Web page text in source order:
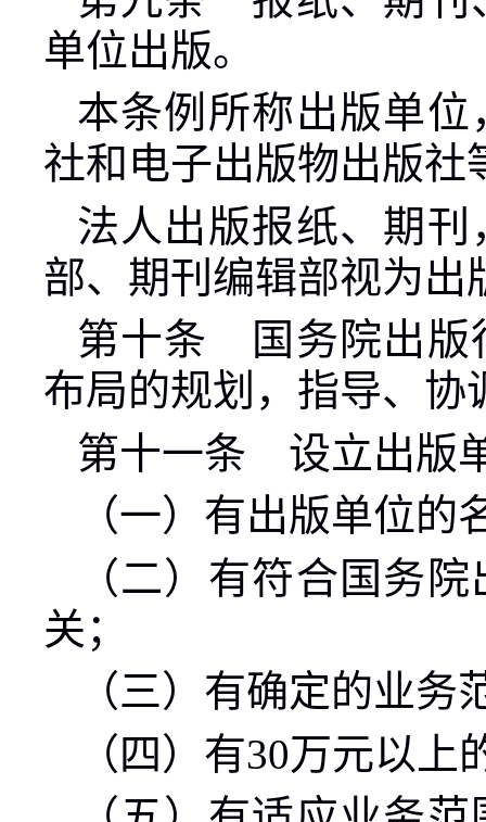
单位出版。
本条例所称出版单
社和电子出版物出版社
法人出版报纸、期
部、期刊编辑部视为出
第十条 国务院出版
布局的规划，指导、协
第十一条 设立出版
（一）有出版单位的
（二）有符合国务
关；
（三）有确定的业务
（四）有30万元以上